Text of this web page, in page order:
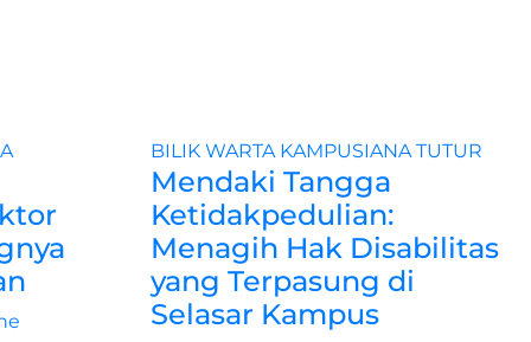
BILIK WARTA KAMPUSIANATUTUR
Mendaki Tangga
Ketidakpedulian:
Menagih Hak Disabilitas
yang Terpasung di
Selasar Kampus